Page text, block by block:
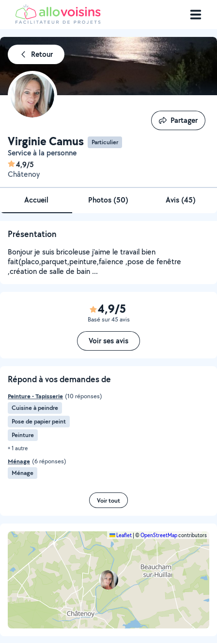
Retour
Virginie Camus Particulier
Service à la personne
4,9/5
Châtenoy
Partager
Partager
Accueil Photos (50) Avis (45)
Présentation
Bonjour je suis bricoleuse j'aime le travail bien
fait(placo,parquet,peinture,faïence ,pose de fenêtre
,création de salle de bain ...
4,9/5
Basé sur 45 avis
Voir ses avis
Répond à vos demandes de
Peinture - Tapisserie (10 réponses)
Cuisine à peindre
Pose de papier peint
Peinture
+ 1 autre
Ménage (6 réponses)
Ménage
Voir tout
Leaflet ©OpenStreetMapcontributors